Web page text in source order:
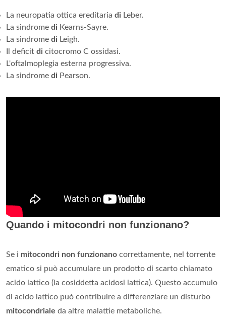
La neuropatia ottica ereditaria di Leber.
La sindrome di Kearns-Sayre.
La sindrome di Leigh.
Il deficit di citocromo C ossidasi.
L'oftalmoplegia esterna progressiva.
La sindrome di Pearson.
Quando i mitocondri non funzionano?
Se i mitocondri non funzionano correttamente, nel torrente
ematico si può accumulare un prodotto di scarto chiamato
acido lattico (la cosiddetta acidosi lattica). Questo accumulo
di acido lattico può contribuire a differenziare un disturbo
mitocondriale da altre malattie metaboliche.